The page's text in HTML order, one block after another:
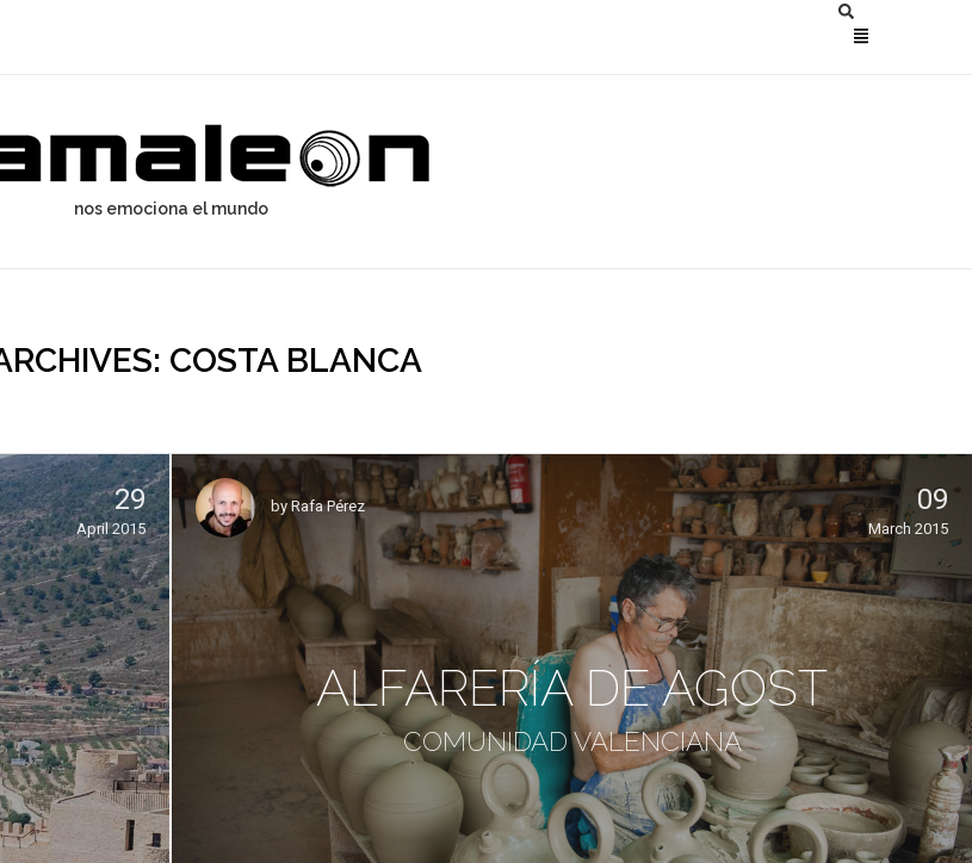
nos emociona el mundo
COSTA BLANCA
29
April 2015
by Rafa Pérez 09
March 2015
ALFARERÍA DE AGOST
COMUNIDAD VALENCIANA